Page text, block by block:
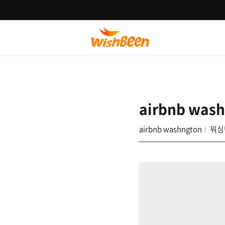
airbnb
airbnb washngton 워